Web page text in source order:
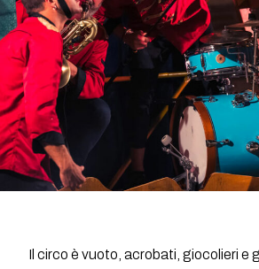
Il circo è vuoto, acrobati, giocolieri e